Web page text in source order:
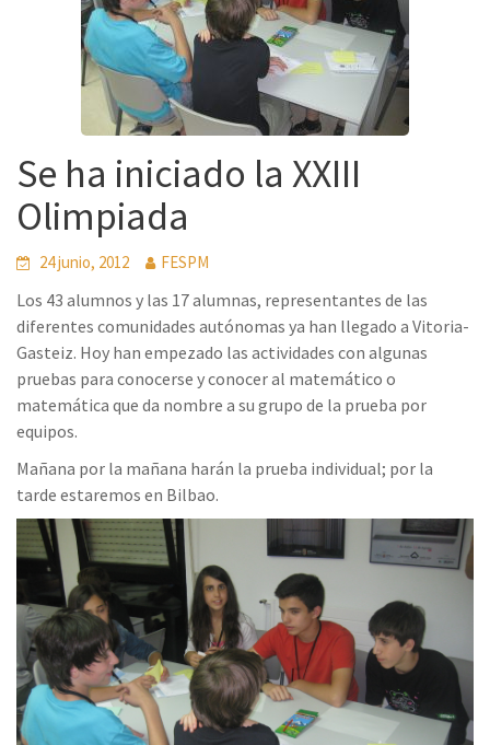
Se ha iniciado la XXIII
Olimpiada
24 junio, 2012 FESPM
Los 43 alumnos y las 17 alumnas, representantes de las
diferentes comunidades autónomas ya han llegado a Vitoria-
Gasteiz. Hoy han empezado las actividades con algunas
pruebas para conocerse y conocer al matemático o
matemática que da nombre a su grupo de la prueba por
equipos.
Mañana por la mañana harán la prueba individual; por la
tarde estaremos en Bilbao.